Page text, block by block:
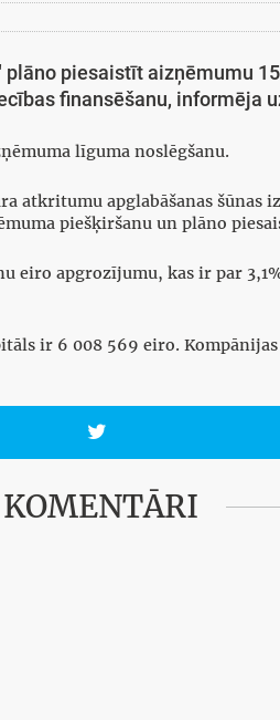
piesaistīt aizņēmumu
finansēšanu, informēja
līguma noslēgšanu.
apglabāšanas šūnas
piešķiršanu un plāno
eiro apgrozījumu, kas ir par
ir 6 008 569 eiro.

KOMENTĀRI